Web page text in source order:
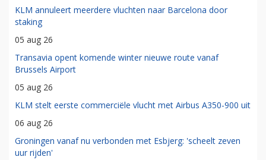
KLM annuleert meerdere vluchten naar Barcelona door
staking
05 aug 26
Transavia opent komende winter nieuwe route vanaf
Brussels Airport
05 aug 26
KLM stelt eerste commerciële vlucht met Airbus A350-900 uit
06 aug 26
Groningen vanaf nu verbonden met Esbjerg: 'scheelt zeven
uur rijden'